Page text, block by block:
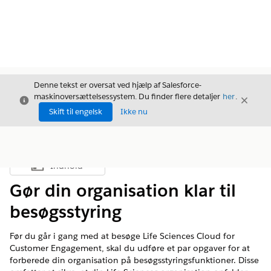
Luk
Denne tekst er oversat ved hjælp af Salesforce-
maskinoversættelsessystem. Du finder flere detaljer her.
Skift til engelsk
Ikke nu
Luk
Vis indholdsfortegnelse
Indhold
Gør din organisation klar til
besøgsstyring
Før du går i gang med at besøge Life Sciences Cloud for
Customer Engagement, skal du udføre et par opgaver for at
forberede din organisation på besøgsstyringsfunktioner. Disse